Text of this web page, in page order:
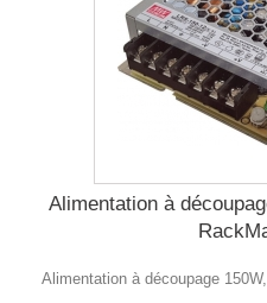
Alimentation à
Alimentation à découpage